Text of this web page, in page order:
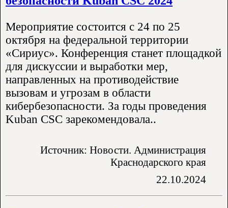
Мероприятие состоится с 24 по 25
октября на федеральной территории
«Сириус». Конференция станет площадкой
для дискуссии и выработки мер,
направленных на противодействие
вызовам и угрозам в области
кибербезопасности. За годы проведения
Kuban CSC зарекомендовала..
Источник: Новости. Администрация
Краснодарского края
22.10.2024